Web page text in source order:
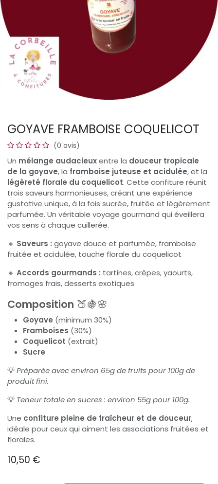
GOYAVE FRAMBOISE COQUELICOT
(0 avis)
Un mélange audacieuxentre la douceur tropicale
de la goyave, la framboise juteuse et acidulée, et la
légèreté florale du coquelicot. Cette confiture réunit
trois saveurs harmonieuses, créant une expérience
gustative unique, à la fois sucrée, fruitée et légèrement
parfumée. Un véritable voyage gourmand qui éveillera
vos sens à chaque cuillerée.
🔸 Saveurs : goyave douce et parfumée, framboise
fruitée et acidulée, touche florale du coquelicot
🔸 Accords gourmands : tartines, crêpes, yaourts,
fromages frais, desserts exotiques
Composition 🍑🍇🌸
Goyave (minimum 30%)
Framboises (30%)
Coquelicot (extrait)
Sucre
💡Préparée avec environ 65g de fruits pour 100g de
produit fini.
💡 Teneur totale en sucres : environ 55g pour 100g.
Une confiture pleine de fraîcheur et de douceur,
idéale pour ceux qui aiment les associations fruitées et
florales.
10,50 €